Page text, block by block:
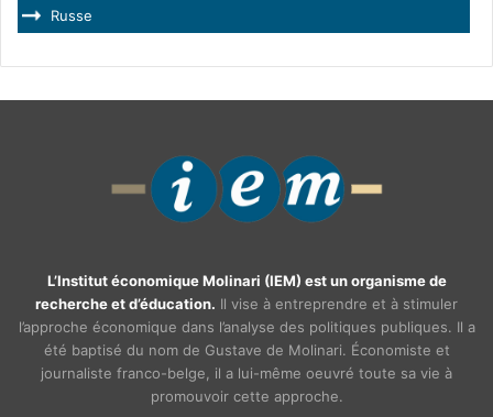
Russe
L’Institut économique Molinari (IEM) est un organisme de
recherche et d’éducation. Il vise à entreprendre et à stimuler
l’approche économique dans l’analyse des politiques publiques. Il a
été baptisé du nom de Gustave de Molinari. Économiste et
journaliste franco-belge, il a lui-même oeuvré toute sa vie à
promouvoir cette approche.